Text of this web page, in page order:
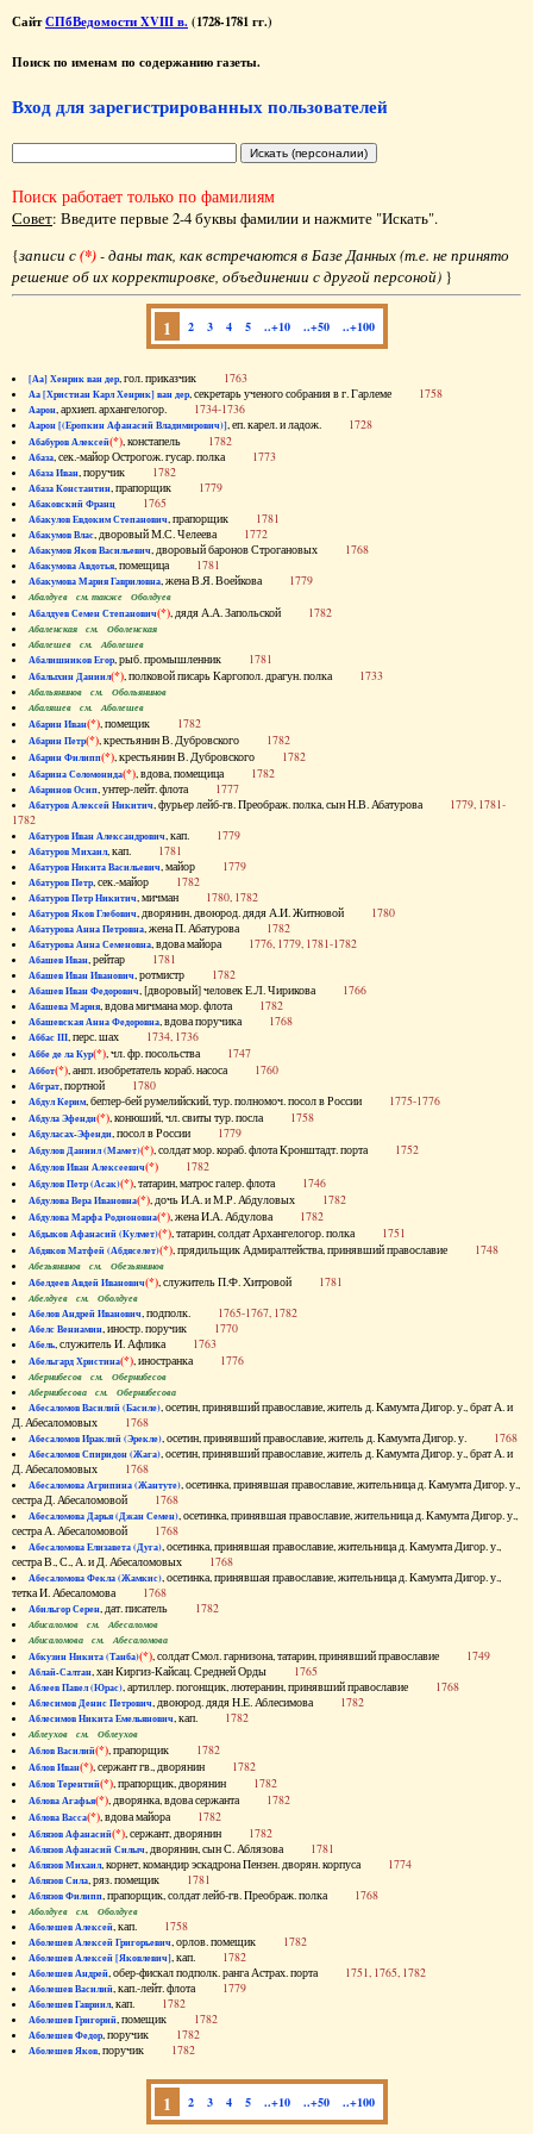
СайтСПбВедомости XVIII в. (1728-1781 гг.)
Поиск по именам по содержанию газеты.
Вход для зарегистрированных пользователей
Поиск работает только по фамилиям
Совет: Введите первые 2-4 буквы фамилии и нажмите "Искать".
{записи с(*)- даны так, как встречаются в Базе Данных (т.е. не принято
решение об их корректировке, объединении с другой персоной) }
1 2 3 4 5 ..+10 ..+50 ..+100
[Аа] Хенрик ван дер, гол. приказчик 1763
Аа [Христиан Карл Хенрик] ван дер, секретарь ученого собрания в г. Гарлеме 1758
Аарон, архиеп. архангелогор. 1734-1736
Аарон [(Еропкин Афанасий Владимирович)], еп. карел. и ладож. 1728
Абабуров Алексей(*), констапель 1782
Абаза, сек.-майор Острогож. гусар. полка 1773
Абаза Иван, поручик 1782
Абаза Константин, прапорщик 1779
Абаковский Франц 1765
Абакулов Евдоким Степанович, прапорщик 1781
Абакумов Влас, дворовый М.С. Челеева 1772
Абакумов Яков Васильевич, дворовый баронов Строгановых 1768
Абакумова Авдотья, помещица 1781
Абакумова Мария Гавриловна, жена В.Я. Воейкова 1779
Абалдуев см. также Оболдуев
Абалдуев Семен Степанович(*), дядя А.А. Запольской 1782
Абаленская см. Оболенская
Абалешев см. Аболешев
Абалишников Егор, рыб. промышленник 1781
Абалыхин Даниил(*), полковой писарь Каргопол. драгун. полка 1733
Абальянинов см. Обольянинов
Абаляшев см. Аболешев
Абарин Иван(*), помещик 1782
Абарин Петр(*), крестьянин В. Дубровского 1782
Абарин Филипп(*), крестьянин В. Дубровского 1782
Абарина Соломонида(*), вдова, помещица 1782
Абаринов Осип, унтер-лейт. флота 1777
Абатуров Алексей Никитич, фурьер лейб-гв. Преображ. полка, сын Н.В. Абатурова 1779, 1781-
1782
Абатуров Иван Александрович, кап. 1779
Абатуров Михаил, кап. 1781
Абатуров Никита Васильевич, майор 1779
Абатуров Петр, сек.-майор 1782
Абатуров Петр Никитич, мичман 1780, 1782
Абатуров Яков Глебович, дворянин, двоюрод. дядя А.И. Житновой 1780
Абатурова Анна Петровна, жена П. Абатурова 1782
Абатурова Анна Семеновна, вдова майора 1776, 1779, 1781-1782
Абашев Иван, рейтар 1781
Абашев Иван Иванович, ротмистр 1782
Абашев Иван Федорович, [дворовый] человек Е.Л. Чирикова 1766
Абашева Мария, вдова мичмана мор. флота 1782
Абашевская Анна Федоровна, вдова поручика 1768
Аббас III, перс. шах 1734, 1736
Аббе де ла Кур(*), чл. фр. посольства 1747
Аббот(*), англ. изобретатель кораб. насоса 1760
Абграт, портной 1780
Абдул Керим, беглер-бей румелийский, тур. полномоч. посол в России 1775-1776
Абдула Эфенди(*), конюший, чл. свиты тур. посла 1758
Абдуласах-Эфенди, посол в России 1779
Абдулов Даниил (Мамет)(*), солдат мор. кораб. флота Кронштадт. порта 1752
Абдулов Иван Алексеевич(*) 1782
Абдулов Петр (Асак)(*), татарин, матрос галер. флота 1746
Абдулова Вера Ивановна(*), дочь И.А. и М.Р. Абдуловых 1782
Абдулова Марфа Родионовна(*), жена И.А. Абдулова 1782
Абдыков Афанасий (Кулмет)(*), татарин, солдат Архангелогор. полка 1751
Абдяков Матфей (Абдяселет)(*), прядильщик Адмиралтейства, принявший православие 1748
Абезьянинов см. Обезьянинов
Абелдеев Авдей Иванович(*), служитель П.Ф. Хитровой 1781
Абелдуев см. Оболдуев
Абелов Андрей Иванович, подполк. 1765-1767, 1782
Абелс Вениамин, иностр. поручик 1770
Абель, служитель И. Афлика 1763
Абельгард Христина(*), иностранка 1776
Абернибесов см. Обернибесов
Абернибесова см. Обернибесова
Абесаломов Василий (Басиле), осетин, принявший православие, житель д. Камумта Дигор. у., брат А. и
Д. Абесаломовых 1768
Абесаломов Ираклий (Эрекле), осетин, принявший православие, житель д. Камумта Дигор. у. 1768
Абесаломов Спиридон (Жага), осетин, принявший православие, житель д. Камумта Дигор. у., брат А. и
Д. Абесаломовых 1768
Абесаломова Агрипина (Жантуте), осетинка, принявшая православие, жительница д. Камумта Дигор. у.,
сестра Д. Абесаломовой 1768
Абесаломова Дарья (Джан Семен), осетинка, принявшая православие, жительница д. Камумта Дигор. у.,
сестра А. Абесаломовой 1768
Абесаломова Елизавета (Дуга), осетинка, принявшая православие, жительница д. Камумта Дигор. у.,
сестра В., С., А. и Д. Абесаломовых 1768
Абесаломова Фекла (Жамкис), осетинка, принявшая православие, жительница д. Камумта Дигор. у.,
тетка И. Абесаломова 1768
Абильгор Серен, дат. писатель 1782
Абисаломов см. Абесаломов
Абисаломова см. Абесаломова
Абкузин Никита (Танба)(*), солдат Смол. гарнизона, татарин, принявший православие 1749
Аблай-Салтан, хан Киргиз-Кайсац. Средней Орды 1765
Аблеев Павел (Юрас), артиллер. погонщик, лютеранин, принявший православие 1768
Аблесимов Денис Петрович, двоюрод. дядя Н.Е. Аблесимова 1782
Аблесимов Никита Емельянович, кап. 1782
Аблеухов см. Облеухов
Аблов Василий(*), прапорщик 1782
Аблов Иван(*), сержант гв., дворянин 1782
Аблов Терентий(*), прапорщик, дворянин 1782
Аблова Агафья(*), дворянка, вдова сержанта 1782
Аблова Васса(*), вдова майора 1782
Аблязов Афанасий(*), сержант, дворянин 1782
Аблязов Афанасий Силыч, дворянин, сын С. Аблязова 1781
Аблязов Михаил, корнет, командир эскадрона Пензен. дворян. корпуса 1774
Аблязов Сила, ряз. помещик 1781
Аблязов Филипп, прапорщик, солдат лейб-гв. Преображ. полка 1768
Аболдуев см. Оболдуев
Аболешев Алексей, кап. 1758
Аболешев Алексей Григорьевич, орлов. помещик 1782
Аболешев Алексей [Яковлевич], кап. 1782
Аболешев Андрей, обер-фискал подполк. ранга Астрах. порта 1751, 1765, 1782
Аболешев Василий, кап.-лейт. флота 1779
Аболешев Гавриил, кап. 1782
Аболешев Григорий, помещик 1782
Аболешев Федор, поручик 1782
Аболешев Яков, поручик 1782
1 2 3 4 5 ..+10 ..+50 ..+100